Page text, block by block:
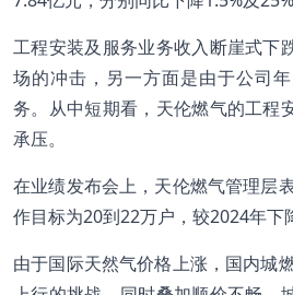
工程安装及服务业务收入断崖式下
场的冲击，另一方面是由于公司
务。从中短期看，天伦燃气的工程
承压。
在业绩发布会上，天伦燃气管理层
作目标为20到22万户，较2024年下
由于国际天然气价格上涨，国内城